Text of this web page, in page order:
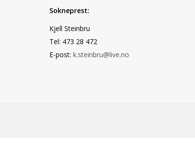
Sokneprest:
Kjell Steinbru
Tel: 473 28 472
E-post: k.steinbru@live.no